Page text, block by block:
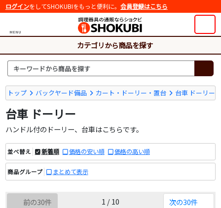
ログインをしてSHOKUBIをもっと便利に。 会員登録はこちら
MENU
カテゴリから商品を探す
トップ バックヤード備品 カート・ドーリー・置台 台車 ドーリー
台車 ドーリー
ハンドル付のドーリー、台車はこちらです。
並べ替え 新着順 価格の安い順 価格の高い順
商品グループ まとめて表示
前の30件 1 / 10 次の30件